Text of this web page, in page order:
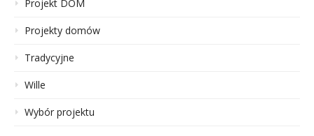
Projekt DOM
Projekty domów
Tradycyjne
Wille
Wybór projektu